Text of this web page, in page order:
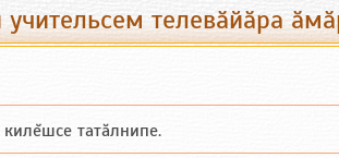
телевӑйӑра
татăлнипе.